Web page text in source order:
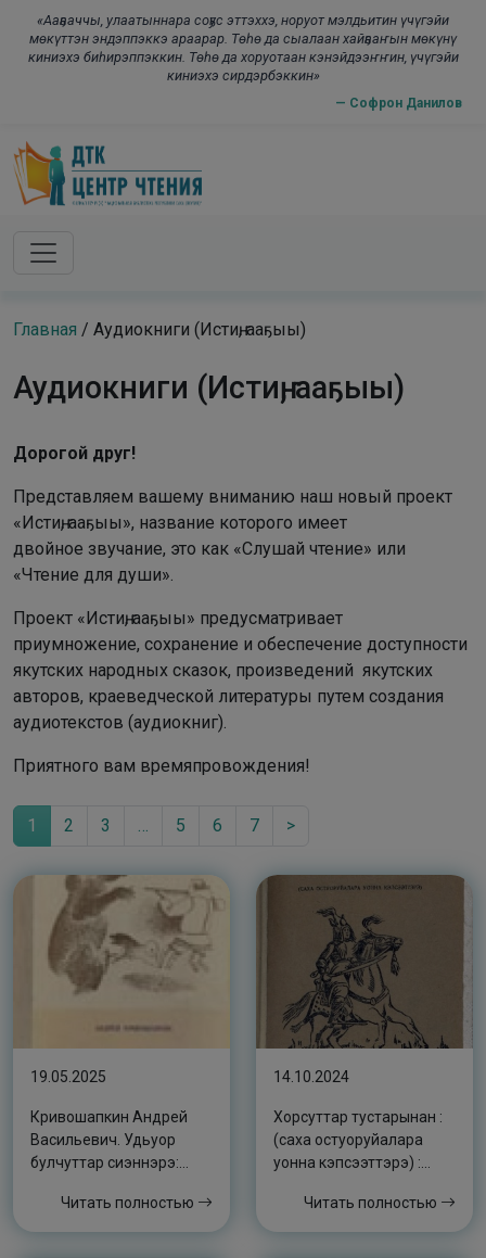
«Ааҕааччы, улаатыннара соҕус эттэххэ, норуот мэлдьитин үчүгэйи
мөкүттэн эндэппэккэ араарар. Төһө да сыалаан хайҕааҥын мөкүнү
киниэхэ биһирэппэккин. Төһө да хоруотаан кэнэйдээҥҥин, үчүгэйи
киниэхэ сирдэрбэккин»
— Софрон Данилов
Skip to main content
Главная / Аудиокниги (Истиҥ, ааҕыы)
Аудиокниги (Истиҥ, ааҕыы)
Дорогой друг!
Представляем вашему вниманию наш новый проект
«Истиҥ, ааҕыы», название которого имеет
двойное звучание, это как «Слушай чтение» или
«Чтение для души».
Проект «Истиҥ, ааҕыы» предусматривает
приумножение, сохранение и обеспечение доступности
якутских народных сказок, произведений якутских
авторов, краеведческой литературы путем создания
аудиотекстов (аудиокниг).
Приятного вам времяпровождения!
1 2 3 … 5 6 7 >
19.05.2025
Кривошапкин Андрей
Васильевич. Удьуор
булчуттар сиэннэрэ:
аналлаах кэпсээннэр]
Читать полностью
14.10.2024
Хорсуттар тустарынан :
(саха остуоруйалара
уонна кэпсээттэрэ) :
саастаах оҕолорго]
Читать полностью